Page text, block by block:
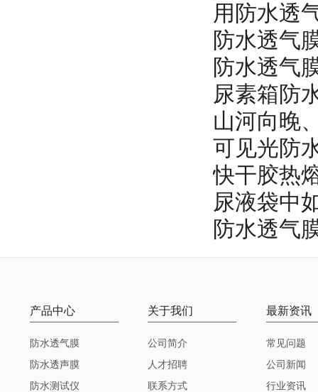
用防水透
防水透气
防水透气
尿素箱防
山河向晚
可见光防
快干胶热
尿液袋中
防水透气
产品中心
防水透气膜
防水透声膜
防水测试仪
关于我们
公司简介
人才招聘
联系方式
最新资讯
常见问题
公司新闻
行业资讯